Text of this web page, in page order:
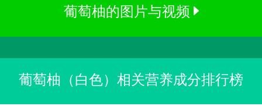
葡萄柚的图片与视频
葡萄柚（白色）相关营养成分排行榜